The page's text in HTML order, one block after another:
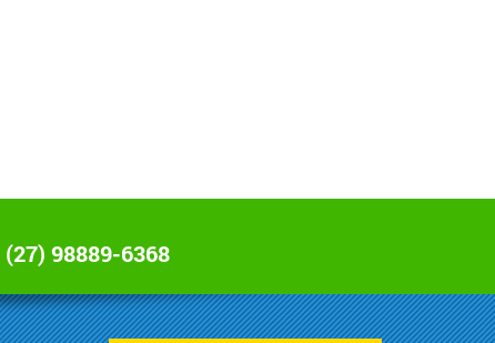
(27) 98889-6368